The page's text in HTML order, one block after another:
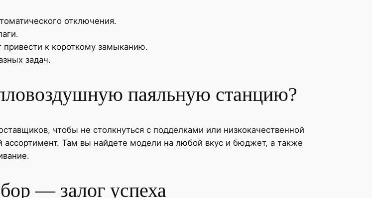
отключения.
к короткому замыканию.
задач.
паяльную станцию?
чтобы не столкнуться с подделками или низкокачественной
Там вы найдете модели на любой вкус и бюджет, а также
— залог успеха